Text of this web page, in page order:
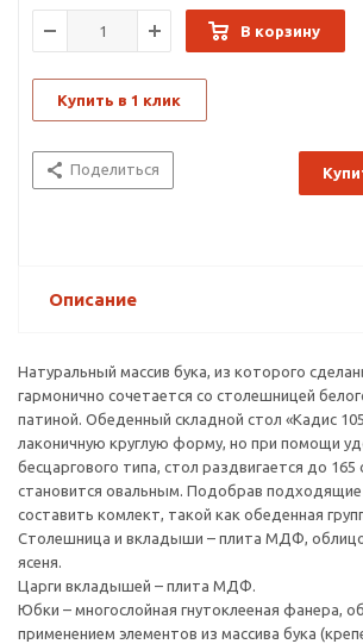
В корзину
Купить в 1 клик
Поделиться
Описание
Натуральный массив бука, из которого
гармонично сочетается со столешницей
патиной. Обеденный складной стол «Кадис
лаконичную круглую форму, но при помощи
бесцаргового типа, стол раздвигается до 165
становится овальным. Подобрав
составить комлект, такой как обеденная
Столешница и вкладыши – плита МДФ,
ясеня.
Царги вкладышей – плита МДФ.
Юбки – многослойная гнутоклееная фанера,
применением элементов из массива бука